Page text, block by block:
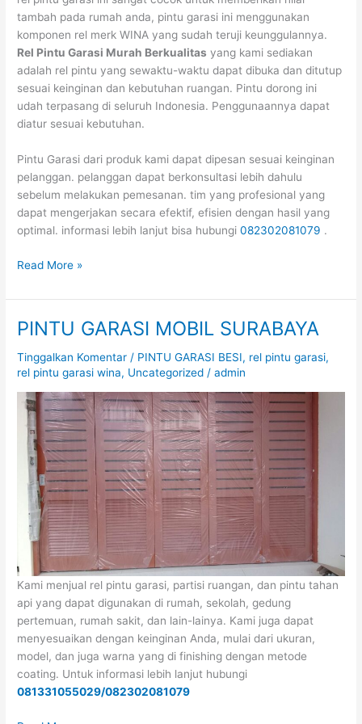
tambah pada rumah anda, pintu garasi ini menggunakan
komponen rel merk WINA yang sudah teruji keunggulannya.
Rel Pintu Garasi Murah Berkualitas yang kami sediakan
adalah rel pintu yang sewaktu-waktu dapat dibuka dan ditutup
sesuai keinginan dan kebutuhan ruangan. Pintu dorong ini
udah terpasang di seluruh Indonesia. Penggunaannya dapat
diatur sesuai kebutuhan.
Pintu Garasi dari produk kami dapat dipesan sesuai keinginan
pelanggan. pelanggan dapat berkonsultasi lebih dahulu
sebelum melakukan pemesanan. tim yang profesional yang
dapat mengerjakan secara efektif, efisien dengan hasil yang
optimal. informasi lebih lanjut bisa hubungi082302081079 .
Read More »
PINTU GARASI MOBIL SURABAYA
Tinggalkan Komentar / PINTU GARASI BESI, rel pintu garasi,
rel pintu garasi wina, Uncategorized /admin
Kami menjual rel pintu garasi, partisi ruangan, dan pintu tahan
api yang dapat digunakan di rumah, sekolah, gedung
pertemuan, rumah sakit, dan lain-lainya. Kami juga dapat
menyesuaikan dengan keinginan Anda, mulai dari ukuran,
model, dan juga warna yang di finishing dengan metode
coating. Untuk informasi lebih lanjut hubungi
081331055029/082302081079
PINTU
MOBIL
SURABAYA